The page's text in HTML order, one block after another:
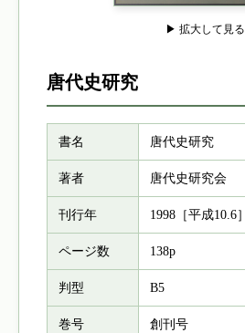
▶ 拡大して見る
唐代史研究
書名 唐代史研究
著者 唐代史研究会
刊行年 1998［平成10.6］
ページ数 138p
判型 B5
巻号 創刊号